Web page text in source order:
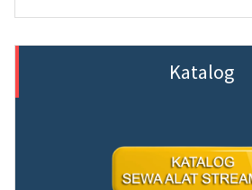
Katalog